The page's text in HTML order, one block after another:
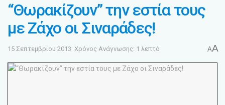
“Θωρακίζουν” την εστία τους
με Ζάχο οι Σιναράδες!
15 Σεπτεμβρίου 2013 Χρόνος Ανάγνωσης: 1 λεπτό AA